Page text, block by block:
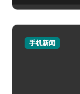
手机新闻